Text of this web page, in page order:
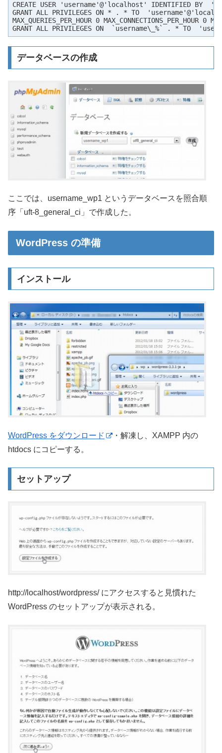
CREATE USER 'username'@'localhost' IDENTIFIED BY
GRANT ALL PRIVILEGES ON * . * TO
MAX_QUERIES_PER_HOUR 0 MAX_CONNECTIONS_PER_HOUR 0
GRANT ALL PRIVILEGES ON  `username\_%` . * TO
データベースの作成
ここでは、username_wp1 というデータベースを照合順
序「uft-8_general_ci」で作成した。
WordPress の準備
インストール
WordPress をダウンロード
・解凍し、XAMPP 内の
htdocs にコピーする。
セットアップ
http://localhost/wordpress/ にアクセスすると見慣れた
WordPress のセットアップが表示される。